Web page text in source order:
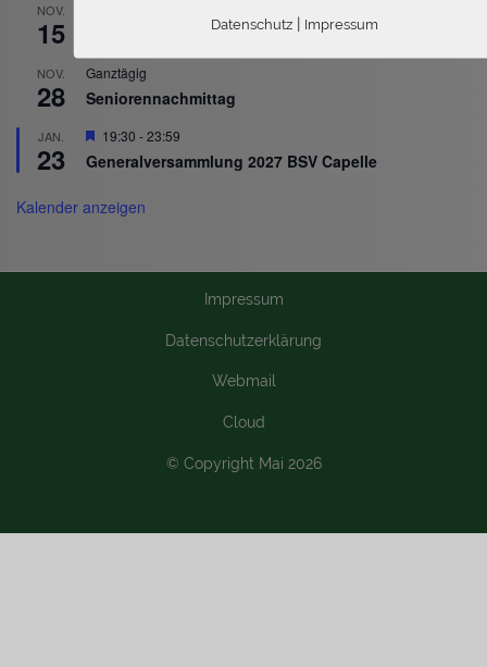
NOV.
15
NOV.
28
Ganztägig
Seniorennachmittag
JAN.
23
Hervorgehoben
19:30 -23:59
Generalversammlung 2027 BSV Capelle
Kalender anzeigen
Impressum
Datenschutzerklärung
Webmail
Cloud
© Copyright Mai 2026
Datenschutz| Impressum